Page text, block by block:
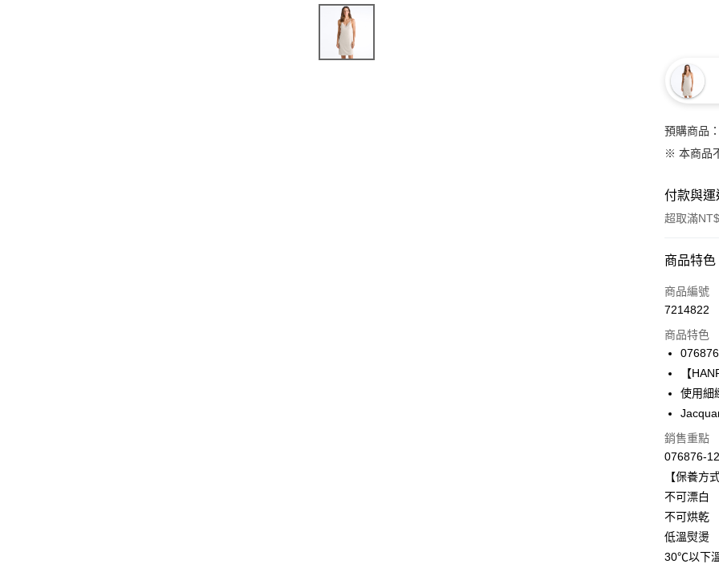
預購商品
※ 本商品
付款與
超取滿
付款方式
信用卡一
合作金
華南商
國泰世
臺灣中
匯豐（
聯邦商
玉山商
台新國
台灣樂
LINE Pay
悠遊付
全盈+PAY
ATM付款
運送方式
商品特色
商品編號
7214822
商品特色
【
使用細
銷售重點
076876-
【保養方
不可漂白
不可烘乾
低溫熨燙
30℃以下